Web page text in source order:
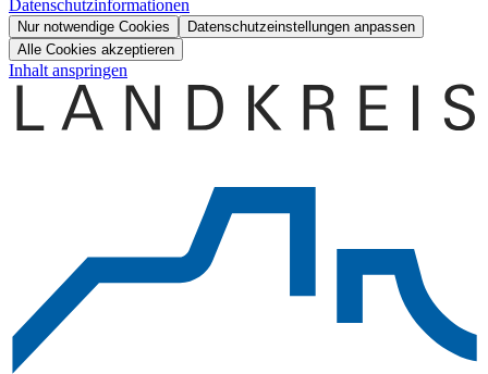
Datenschutzinformationen
Nur notwendige Cookies
Datenschutzeinstellungen anpassen
Alle Cookies akzeptieren
Inhalt anspringen